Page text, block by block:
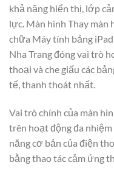
khả năng hiển thị, lớp
lực. Màn hình Thay màn
chữa Máy tính bảng
Nha Trang đóng vai trò
thoại và che giấu các
tế, thanh thoát nhất.
Vai trò chính của màn
trên hoạt động đa
năng cơ bản của điện
bằng thao tác cảm ứng